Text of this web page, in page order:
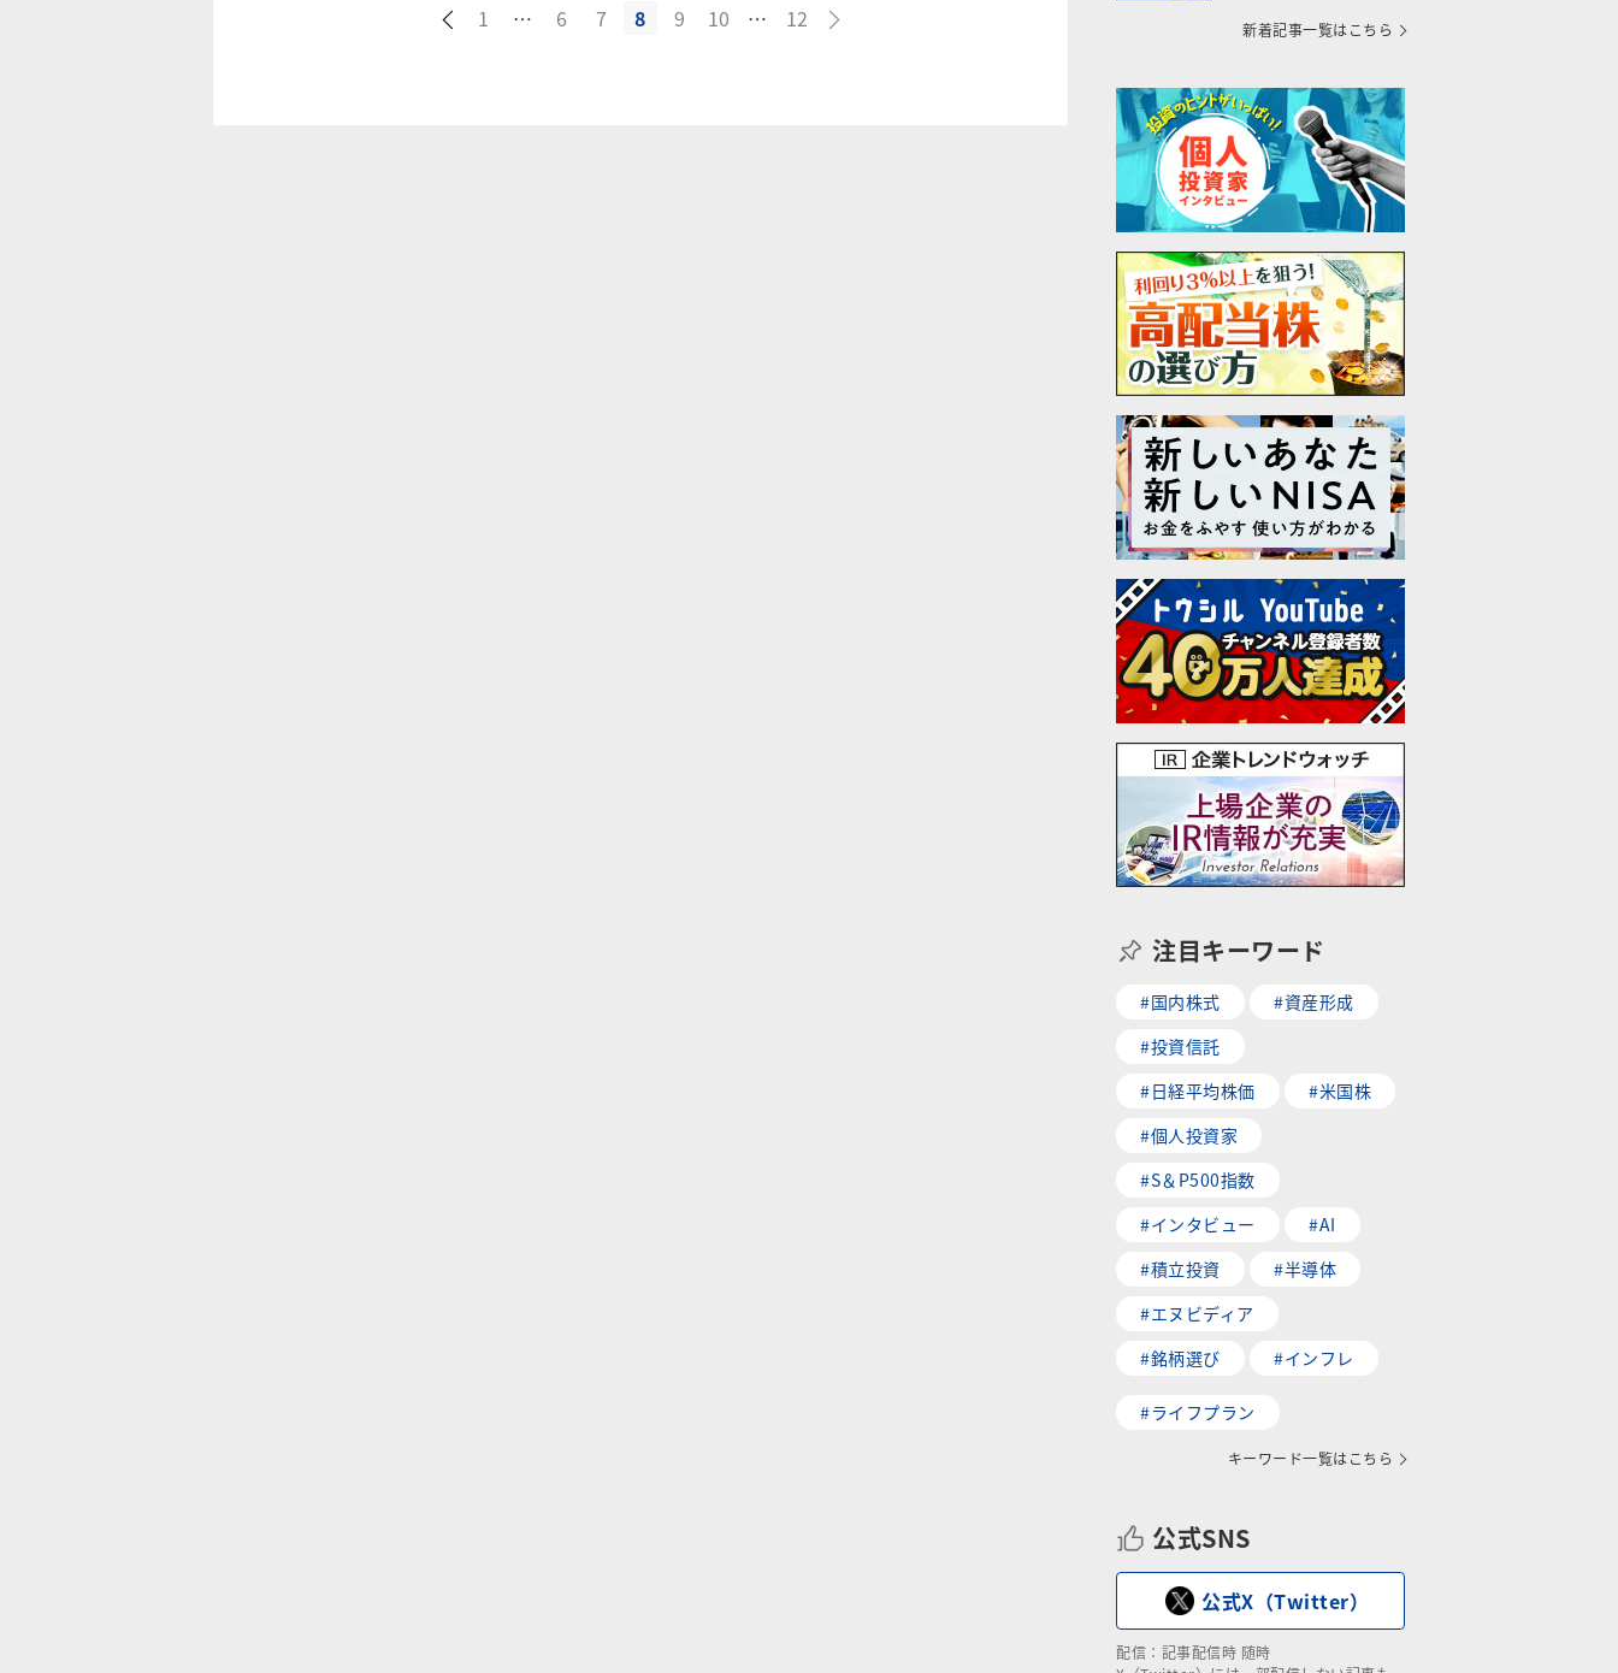
1 … 6 7 8 9 10 … 12
新着記事一覧はこちら
注目キーワード
#国内株式
#資産形成
#投資信託
#日経平均株価
#米国株
#個人投資家
#S＆P500指数
#インタビュー
#AI
#積立投資
#半導体
#エヌビディア
#銘柄選び
#インフレ
#ライフプラン
キーワード一覧はこちら
公式SNS
公式X（Twitter）
配信：記事配信時 随時